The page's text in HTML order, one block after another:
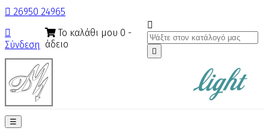
 26950 24965

Σύνδεση
Το καλάθι μου 0 -
άδειο


Toggle
navigation
☰